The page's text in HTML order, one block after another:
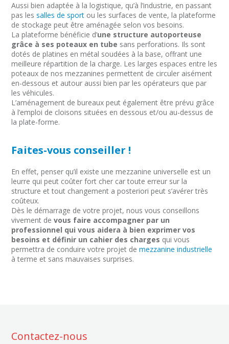
Aussi bien adaptée à la logistique, qu’à l’industrie, en passant
pas lessalles de sport ou les surfaces de vente, la plateforme
de stockage peut être aménagée selon vos besoins.
La plateforme bénéficie d’une structure autoporteuse
grâce à ses poteaux en tube sans perforations. Ils sont
dotés de platines en métal soudées à la base, offrant une
meilleure répartition de la charge. Les larges espaces entre les
poteaux de nos mezzanines permettent de circuler aisément
en-dessous et autour aussi bien par les opérateurs que par
les véhicules.
L’aménagement de bureaux peut également être prévu grâce
à l’emploi de cloisons situées en dessous et/ou au-dessus de
la plate-forme.
Faites-vous conseiller !
En effet, penser qu’il existe une mezzanine universelle est un
leurre qui peut coûter fort cher car toute erreur sur la
structure et tout changement a posteriori peut s’avérer très
coûteux.
Dès le démarrage de votre projet, nous vous conseillons
vivement de vous faire accompagner par un
professionnel qui vous aidera à bien exprimer vos
besoins et définir un cahier des charges qui vous
permettra de conduire votre projet demezzanine industrielle
à terme et sans mauvaises surprises.
Contactez-nous